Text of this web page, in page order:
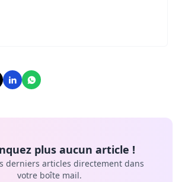
plus aucun article !
derniers articles directement dans
votre boîte mail.